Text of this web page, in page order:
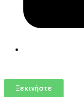
Ξεκινήστε